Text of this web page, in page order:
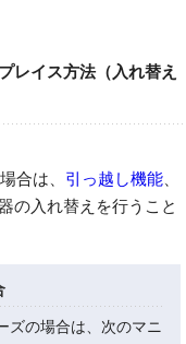
レイス方法（入れ替え
合は、 引っ越し機能
の入れ替えを行うこと
の場合は、次のマニ